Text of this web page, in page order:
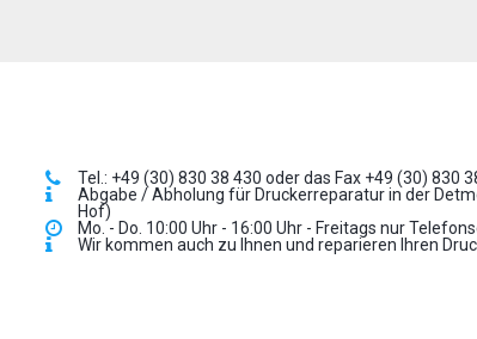
Tel.: +49 (30) 830 38 430 oder das Fax +49 (30) 830
Abgabe / Abholung für Druckerreparatur in der
Hof)
Mo. - Do. 10:00 Uhr - 16:00 Uhr - Freitags nur
Wir kommen auch zu Ihnen und reparieren Ihren